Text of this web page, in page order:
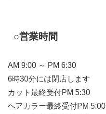
○営業時間
AM 9:00 ～ PM 6:30
6時30分には閉店します
カット最終受付PM 5:30
ヘアカラー最終受付PM 5:00